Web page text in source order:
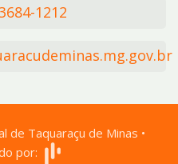
1212
de Taquaraçu de Minas •
por: